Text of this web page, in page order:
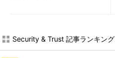
Security & Trust 記事ランキング